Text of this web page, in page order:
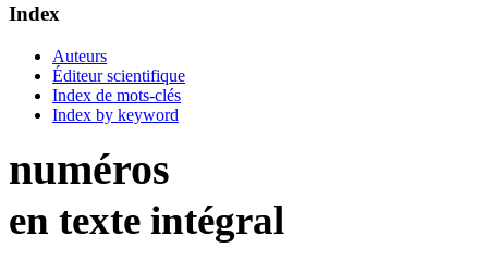
Index
Auteurs
Éditeur scientifique
Index de mots-clés
Index by keyword
numéros
en texte intégral